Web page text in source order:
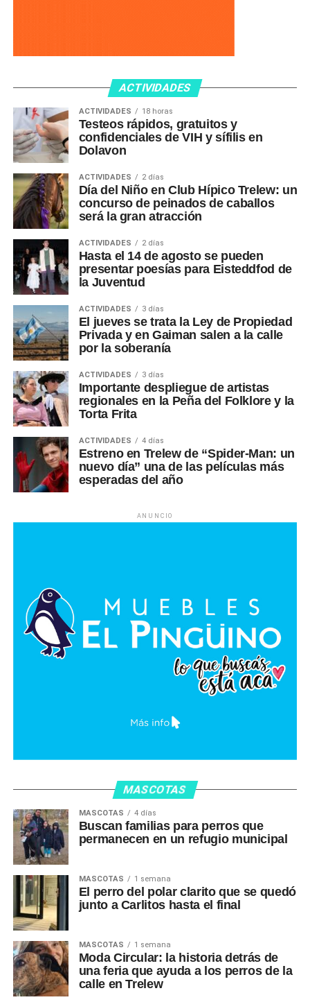
ACTIVIDADES
ACTIVIDADES 18 horas
Testeos rápidos, gratuitos y
confidenciales de VIH y sífilis en
Dolavon
ACTIVIDADES 2 días
Día del Niño en Club Hípico Trelew: un
concurso de peinados de caballos
será la gran atracción
ACTIVIDADES 2 días
Hasta el 14 de agosto se pueden
presentar poesías para Eisteddfod de
la Juventud
ACTIVIDADES 3 días
El jueves se trata la Ley de Propiedad
Privada y en Gaiman salen a la calle
por la soberanía
ACTIVIDADES 3 días
Importante despliegue de artistas
regionales en la Peña del Folklore y la
Torta Frita
ACTIVIDADES 4 días
Estreno en Trelew de “Spider-Man: un
nuevo día” una de las películas más
esperadas del año
ANUNCIO
MASCOTAS
MASCOTAS 4 días
Buscan familias para perros que
permanecen en un refugio municipal
MASCOTAS 1 semana
El perro del polar clarito que se quedó
junto a Carlitos hasta el final
MASCOTAS 1 semana
Moda Circular: la historia detrás de
una feria que ayuda a los perros de la
calle en Trelew